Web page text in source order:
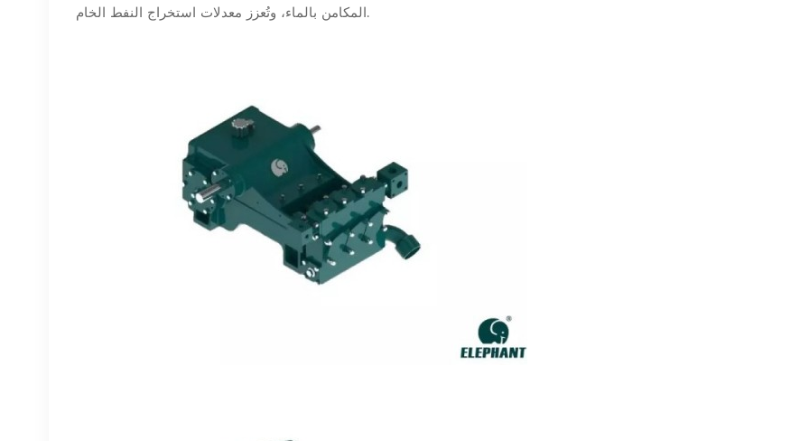
المكامن بالماء، وتُعزز معدلات استخراج النفط الخام.